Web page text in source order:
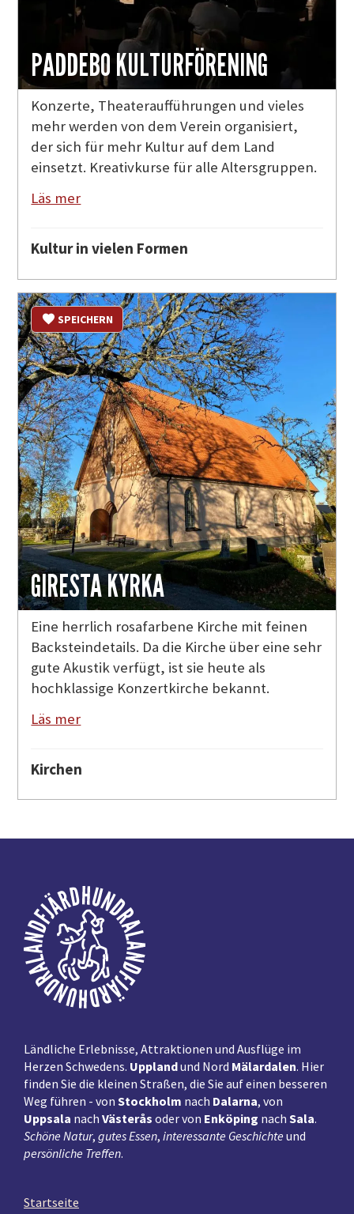
PADDEBO KULTURFÖRENING
Konzerte, Theateraufführungen und vieles
mehr werden von dem Verein organisiert,
der sich für mehr Kultur auf dem Land
einsetzt. Kreativkurse für alle Altersgruppen.
Läs mer
Kultur in vielen Formen
GIRESTA KYRKA
SPEICHERN
Eine herrlich rosafarbene Kirche mit feinen
Backsteindetails. Da die Kirche über eine sehr
gute Akustik verfügt, ist sie heute als
hochklassige Konzertkirche bekannt.
Läs mer
Kirchen
Fußzeile
Ländliche Erlebnisse, Attraktionen und Ausflüge im
Herzen Schwedens. Upplandund Nord Mälardalen. Hier
finden Sie die kleinen Straßen, die Sie auf einen besseren
Weg führen - von Stockholm nach Dalarna, von
Uppsala nach Västerås oder von Enköping nach Sala.
Schöne Natur, gutes Essen, interessante Geschichte und
persönliche Treffen.
Startseite